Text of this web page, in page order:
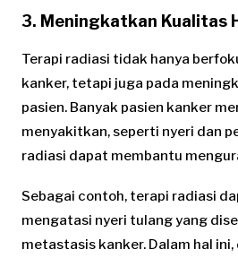
3. Meningkatkan Kualitas
Terapi radiasi tidak hanya
kanker, tetapi juga pada
pasien. Banyak pasien kanker
menyakitkan, seperti nyeri dan
radiasi dapat membantu
Sebagai contoh, terapi radiasi
mengatasi nyeri tulang yang
metastasis kanker. Dalam hal